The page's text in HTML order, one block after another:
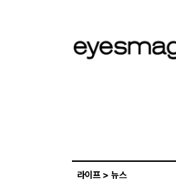
라이프 > 뉴스